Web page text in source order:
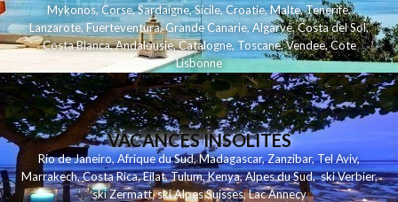
Mykonos,Corse,Sardaigne,Sicile,Croatie,Malte,Tenerife,
Lanzarote,Fuerteventura,Grande Canarie,Algarve,Costa del Sol,
Costa Blanca,Andalousie,Catalogne,Toscane,Vendee,Cote
Lisbonne
VACANCES INSOLITES
Rio de Janeiro,Afrique du Sud,Madagascar,Zanzibar,Tel Aviv,
Marrakech,Costa Rica,Eilat,Tulum,Kenya,Alpes du Sud,ski Verbier,
ski Zermatt,ski Alpes Suisses,Lac Annecy